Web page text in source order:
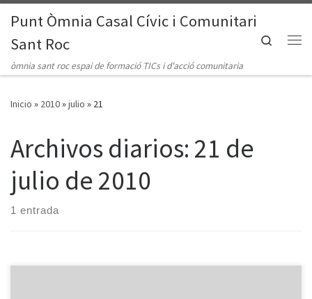
Saltar al contenido
Punt Òmnia Casal Cívic i Comunitari
Sant Roc
òmnia sant roc espai de formació TICs i d'acció comunitaria
Search
Inicio » 2010»julio » 21
Archivos diarios: 21 de
julio de 2010
1 entrada